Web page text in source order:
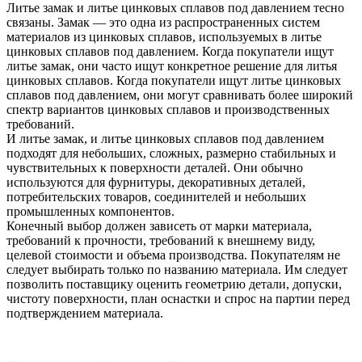
Литье замак и литье цинковых сплавов под давлением тесно
связаны. Замак — это одна из распространенных систем
материалов из цинковых сплавов, используемых в литье
цинковых сплавов под давлением. Когда покупатели ищут
литье замак, они часто ищут конкретное решение для литья
цинковых сплавов. Когда покупатели ищут литье цинковых
сплавов под давлением, они могут сравнивать более широкий
спектр вариантов цинковых сплавов и производственных
требований.
И литье замак, и литье цинковых сплавов под давлением
подходят для небольших, сложных, размерно стабильных и
чувствительных к поверхности деталей. Они обычно
используются для фурнитуры, декоративных деталей,
потребительских товаров, соединителей и небольших
промышленных компонентов.
Конечный выбор должен зависеть от марки материала,
требований к прочности, требований к внешнему виду,
целевой стоимости и объема производства. Покупателям не
следует выбирать только по названию материала. Им следует
позволить поставщику оценить геометрию детали, допуски,
чистоту поверхности, план оснастки и спрос на партии перед
подтверждением материала.